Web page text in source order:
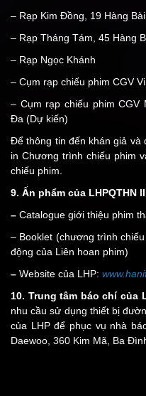
– Rạp Kim Đồng, 19 Hàng Bài
– Rạp Tháng Tám, 45 Hàng
– Rạp Ngọc Khánh
– Cụm rạp chiếu phim CGV
– Cụm rạp chiếu phim CGV
Đa (Dự kiến)
Để thông tin đến khán giả và
in Chương trình chiếu phim
chiếu phim.
9. Ấn phẩm của LHPQTHN
– Catalogue giới thiệu phim
– Booklet (chương trình
động của Liên hoan phim)
– Website của LHP:
10. Trung tâm báo chí của
nhu cầu sử dụng thiết bị
của LHP để phục vụ nhà
Daewoo, 360 Kim Mã, Ba